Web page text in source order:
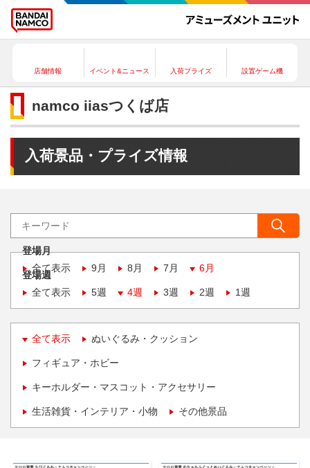
店舗情報 イベント&ニュース 入荷プライズ 設置ゲーム機
namco iiasつくば店
入荷景品・プライズ情報
登場月
全て表示
9月 8月 7月 6月
登場週
全て表示
5週 4週 3週 2週 1週
全て表示 ぬいぐるみ・クッション
フィギュア・ホビー
キーホルダー・マスコット・アクセサリー
生活雑貨・インテリア・小物 その他景品